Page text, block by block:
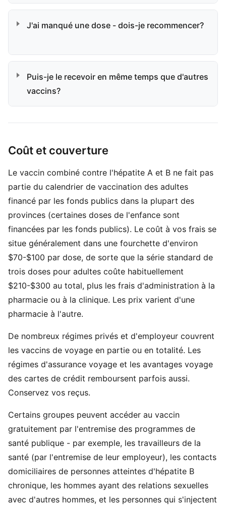
J'ai manqué une dose - dois-je recommencer?
Puis-je le recevoir en même temps que d'autres
vaccins?
Coût et couverture
Le vaccin combiné contre l'hépatite A et B ne fait pas
partie du calendrier de vaccination des adultes
financé par les fonds publics dans la plupart des
provinces (certaines doses de l'enfance sont
financées par les fonds publics). Le coût à vos frais se
situe généralement dans une fourchette d'environ
$70-$100 par dose, de sorte que la série standard de
trois doses pour adultes coûte habituellement
$210-$300 au total, plus les frais d'administration à la
pharmacie ou à la clinique. Les prix varient d'une
pharmacie à l'autre.
De nombreux régimes privés et d'employeur couvrent
les vaccins de voyage en partie ou en totalité. Les
régimes d'assurance voyage et les avantages voyage
des cartes de crédit remboursent parfois aussi.
Conservez vos reçus.
Certains groupes peuvent accéder au vaccin
gratuitement par l'entremise des programmes de
santé publique - par exemple, les travailleurs de la
santé (par l'entremise de leur employeur), les contacts
domiciliaires de personnes atteintes d'hépatite B
chronique, les hommes ayant des relations sexuelles
avec d'autres hommes, et les personnes qui s'injectent